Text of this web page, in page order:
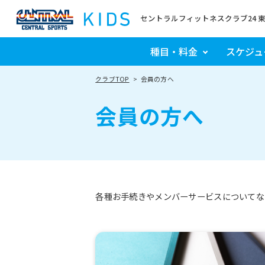
セントラルフィットネスクラブ24
種目・料金 スケジ
クラブTOP 会員の方へ
会員の方へ
各種お手続きやメンバーサービスについて